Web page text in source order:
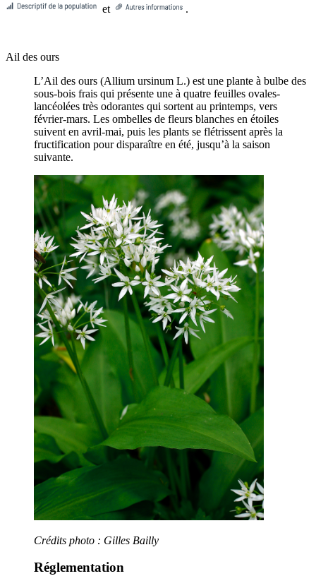
et
.
Ail des ours
L’Ail des ours (Allium ursinum L.) est une plante à bulbe des
sous-bois frais qui présente une à quatre feuilles ovales-
lancéolées très odorantes qui sortent au printemps, vers
février-mars. Les ombelles de fleurs blanches en étoiles
suivent en avril-mai, puis les plants se flétrissent après la
fructification pour disparaître en été, jusqu’à la saison
suivante.
Crédits photo : Gilles Bailly
Réglementation